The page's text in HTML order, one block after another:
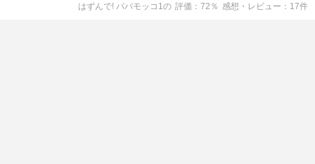
はずんで! パパモッコ1の 評価 72 ％ 感想・レビュー 17件